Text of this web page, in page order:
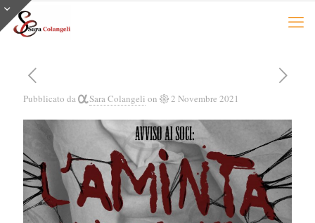
Pubblicato da Sara Colangeli on 2 Novembre 2021